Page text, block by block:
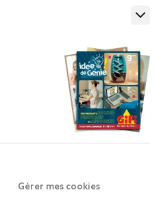
Gérer mes cookies